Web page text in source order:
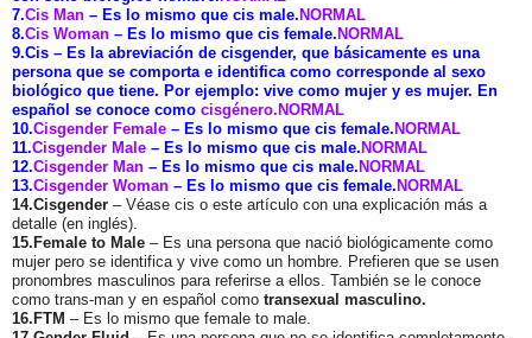
7.Cis Man – Es lo mismo que cis male. NORMAL
8.Cis Woman – Es lo mismo que cis female. NORMAL
9.Cis – Es la abreviación de cisgender, que básicamente es una
persona que se comporta e identifica como corresponde al sexo
biológico que tiene. Por ejemplo: vive como mujer y es mujer. En
español se conoce como cisgénero.NORMAL
10.Cisgender Female – Es lo mismo que cis female. NORMAL
11.Cisgender Male – Es lo mismo que cis male. NORMAL
12.Cisgender Man – Es lo mismo que cis male. NORMAL
13.Cisgender Woman – Es lo mismo que cis female. NORMAL
14.Cisgender – Véase cis o este artículo con una explicación más a
detalle (en inglés).
15.Female to Male – Es una persona que nació biológicamente como
mujer pero se identifica y vive como un hombre. Prefieren que se usen
pronombres masculinos para referirse a ellos. También se le conoce
como trans-man y en español como transexual masculino.
16.FTM – Es lo mismo que female to male.